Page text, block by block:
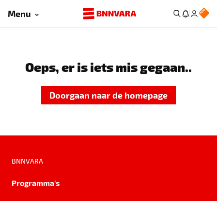
Menu
Oeps, er is iets mis gegaan..
Doorgaan naar de homepage
BNNVARA
Programma's